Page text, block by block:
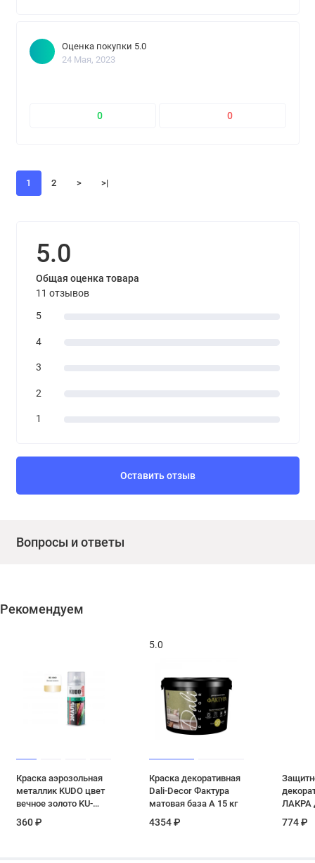
Оценка покупки 5.0
24 Мая, 2023
0 0
1 2 > >|
5.0
Общая оценка товара
11 отзывов
5
4
3
2
1
Оставить отзыв
Вопросы и ответы
Рекомендуем
Краска аэрозольная
металлик KUDO цвет
вечное золото KU-
360 ₽
5.0
Краска декоративная
Dali-Decor Фактура
матовая база А 15 кг
4354 ₽
ЛАКРА
774 ₽